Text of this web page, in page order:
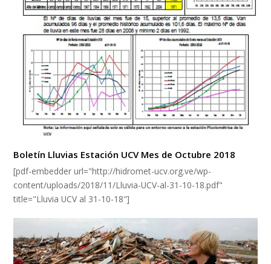
Boletín Lluvias Estación UCV Mes de Octubre 2018
[pdf-embedder url="http://hidromet-ucv.org.ve/wp-
content/uploads/2018/11/Lluvia-UCV-al-31-10-18.pdf"
title="Lluvia UCV al 31-10-18"]